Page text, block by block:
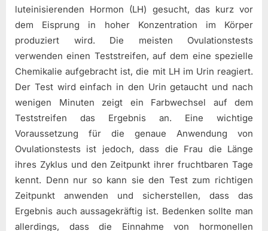
luteinisierenden Hormon (LH) gesucht, das kurz vor
dem Eisprung in hoher Konzentration im Körper
produziert wird. Die meisten Ovulationstests
verwenden einen Teststreifen, auf dem eine spezielle
Chemikalie aufgebracht ist, die mit LH im Urin reagiert.
Der Test wird einfach in den Urin getaucht und nach
wenigen Minuten zeigt ein Farbwechsel auf dem
Teststreifen das Ergebnis an. Eine wichtige
Voraussetzung für die genaue Anwendung von
Ovulationstests ist jedoch, dass die Frau die Länge
ihres Zyklus und den Zeitpunkt ihrer fruchtbaren Tage
kennt. Denn nur so kann sie den Test zum richtigen
Zeitpunkt anwenden und sicherstellen, dass das
Ergebnis auch aussagekräftig ist. Bedenken sollte man
allerdings, dass die Einnahme von hormonellen